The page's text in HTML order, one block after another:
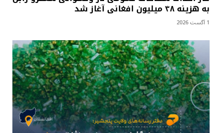
به هزینه ۴۸ میلیون افغانی آغاز شد
1 آگست 2026